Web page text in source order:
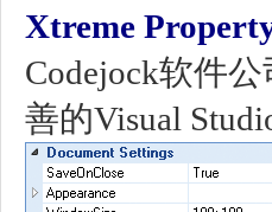
Xtreme
Codejock软件
善的Visual